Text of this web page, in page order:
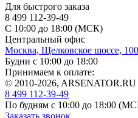
Для быстрого заказа
8 499 112-39-49
С 10:00 до 18:00 (МСК)
Центральный офис
Москва, Щелковское шоссе, 100
Будни с 10:00 до 18:00
Принимаем к оплате:
© 2010-2026, ARSENATOR.RU
8 499 112-39-49
По будням с 10:00 до 18:00
Заказать звонок